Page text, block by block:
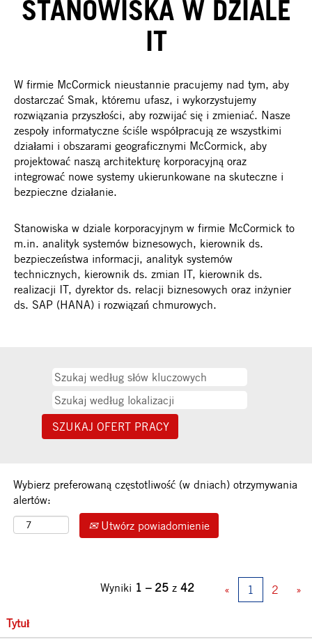
STANOWISKA W DZIALE
IT
W firmie McCormick nieustannie pracujemy nad tym, aby
dostarczać Smak, któremu ufasz, i wykorzystujemy
rozwiązania przyszłości, aby rozwijać się i zmieniać. Nasze
zespoły informatyczne ściśle współpracują ze wszystkimi
działami i obszarami geograficznymi McCormick, aby
projektować naszą architekturę korporacyjną oraz
integrować nowe systemy ukierunkowane na skuteczne i
bezpieczne działanie.
Stanowiska w dziale korporacyjnym w firmie McCormick to
m.in. analityk systemów biznesowych, kierownik ds.
bezpieczeństwa informacji, analityk systemów
technicznych, kierownik ds. zmian IT, kierownik ds.
realizacji IT, dyrektor ds. relacji biznesowych oraz inżynier
ds. SAP (HANA) i rozwiązań chmurowych.
Wybierz preferowaną częstotliwość (w dniach) otrzymywania
alertów:
Utwórz powiadomienie
Wyniki 1 – 25 z 42 « 1 2 »
Tytuł